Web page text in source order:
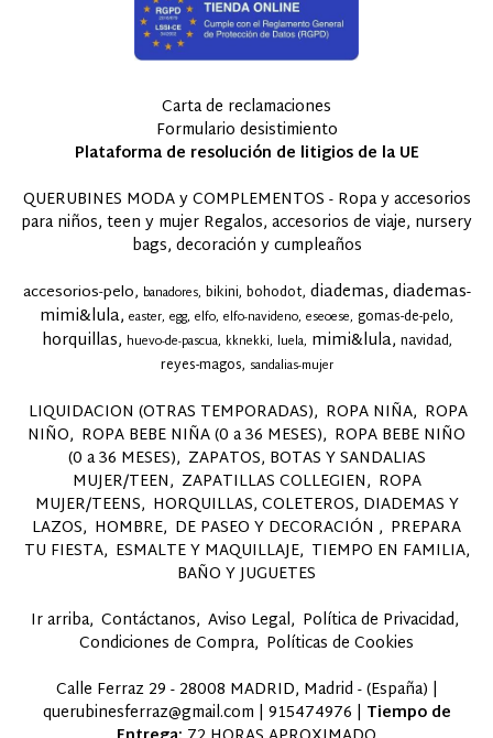
Carta de reclamaciones
Formulario desistimiento
Plataforma de resolución de litigios de la UE
QUERUBINES MODA y COMPLEMENTOS - Ropa y accesorios
para niños, teen y mujer Regalos, accesorios de viaje, nursery
bags, decoración y cumpleaños
accesorios-pelo banadores bikini bohodot diademas diademas-
mimi&lula easter egg elfo elfo-navideno eseoese gomas-de-pelo
horquillas huevo-de-pascua kknekki luela mimi&lula navidad
reyes-magos sandalias-mujer
LIQUIDACION (OTRAS TEMPORADAS) ROPA NIÑA ROPA
NIÑO ROPA BEBE NIÑA (0 a 36 MESES) ROPA BEBE NIÑO
(0 a 36 MESES) ZAPATOS, BOTAS Y SANDALIAS
MUJER/TEEN ZAPATILLAS COLLEGIEN ROPA
MUJER/TEENS HORQUILLAS, COLETEROS, DIADEMAS Y
LAZOS HOMBRE DE PASEO Y DECORACIÓN
PREPARA
TU FIESTA ESMALTE Y MAQUILLAJE TIEMPO EN FAMILIA,
BAÑO Y JUGUETES
Ir arriba Contáctanos Aviso Legal Política de Privacidad
Condiciones de Compra Políticas de Cookies
Calle Ferraz 29 - 28008 MADRID, Madrid - (España) |
querubinesferraz@gmail.com | 915474976 | Tiempo de